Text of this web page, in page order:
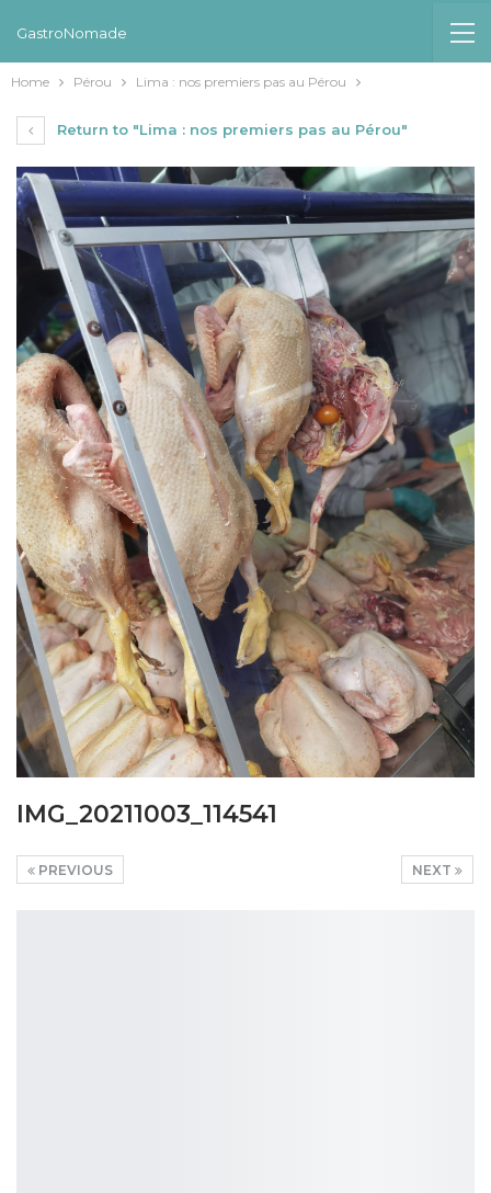
GastroNomade
Home Pérou Lima : nos premiers pas au Pérou
Return to "Lima : nos premiers pas au Pérou"
IMG_20211003_114541
NEXT
PREVIOUS